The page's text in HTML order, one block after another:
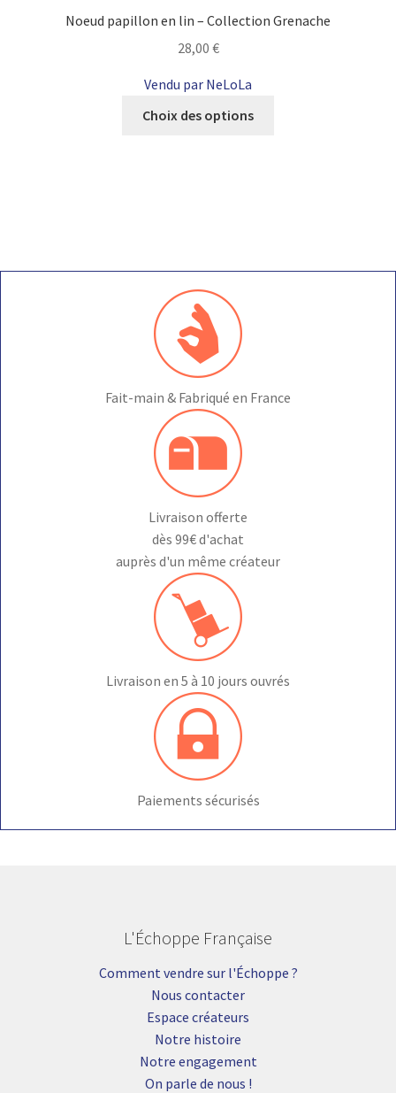
Noeud papillon en lin – Collection Grenache
28,00 €
Vendu par NeLoLa
Choix des options
du
Fait-main & Fabriqué en France
Livraison offerte
dès 99€ d'achat
auprès d'un même créateur
Livraison en 5 à 10 jours ouvrés
Paiements sécurisés
L'Échoppe Française
Comment vendre sur l'Échoppe ?
Nous contacter
Espace créateurs
Notre histoire
Notre engagement
On parle de nous !